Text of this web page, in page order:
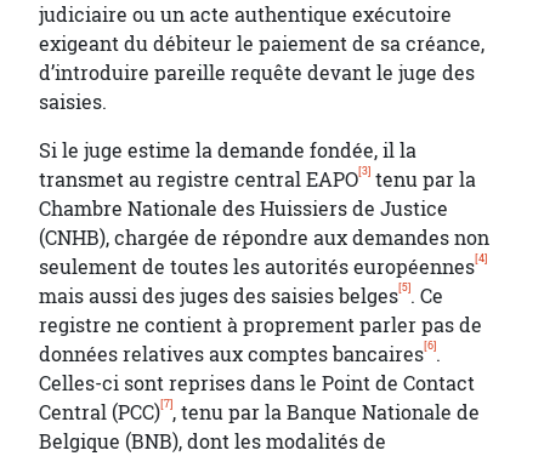
judiciaire ou un acte authentique exécutoire
exigeant du débiteur le paiement de sa créance,
d’introduire pareille requête devant le juge des
saisies.
Si le juge estime la demande fondée, il la
transmet au registre central EAPO[3] tenu par la
Chambre Nationale des Huissiers de Justice
(CNHB), chargée de répondre aux demandes non
seulement de toutes les autorités européennes[4]
mais aussi des juges des saisies belges[5]. Ce
registre ne contient à proprement parler pas de
données relatives aux comptes bancaires[6].
Celles-ci sont reprises dans le Point de Contact
Central (PCC)[7], tenu par la Banque Nationale de
Belgique (BNB), dont les modalités de